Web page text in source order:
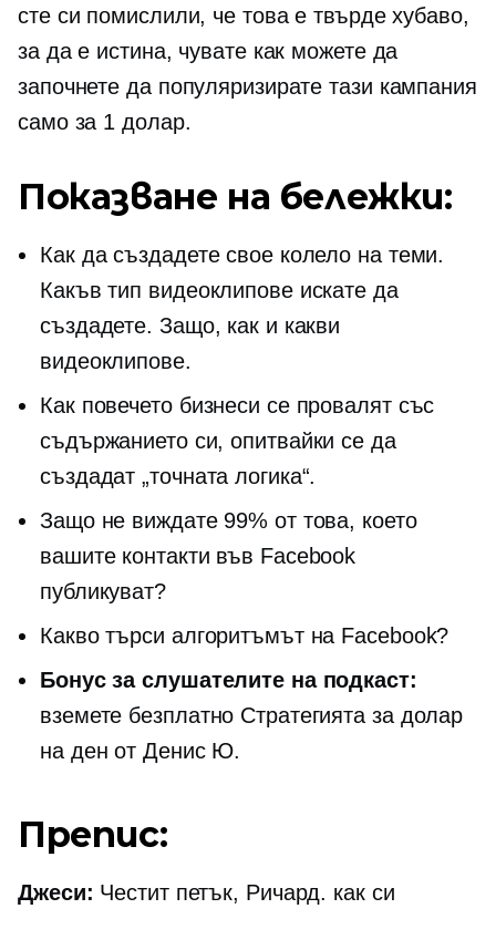
сте си помислили, че това е твърде хубаво,
за да е истина, чувате как можете да
започнете да популяризирате тази кампания
само за 1 долар.
Показване на бележки:
Как да създадете свое колело на теми.
Какъв тип видеоклипове искате да
създадете. Защо, как и какви
видеоклипове.
Как повечето бизнеси се провалят със
съдържанието си, опитвайки се да
създадат „точната логика“.
Защо не виждате 99% от това, което
вашите контакти във Facebook
публикуват?
Какво търси алгоритъмът на Facebook?
Бонус за слушателите на подкаст:
вземете безплатно Стратегията за долар
на ден от Денис Ю.
Препис:
Джеси: Честит петък, Ричард. как си